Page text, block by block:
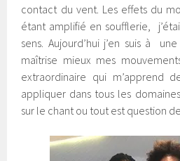
contact du vent. Les effets du
étant amplifié en soufflerie,
sens. Aujourd’hui j’en suis à
maîtrise mieux mes
extraordinaire qui m’apprend
appliquer dans tous les
sur le chant ou tout est question